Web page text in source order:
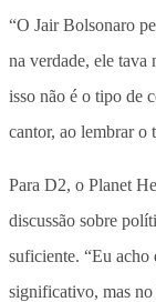
“O Jair Bolsonaro
na verdade, ele tava
isso não é o tipo de
cantor, ao lembrar o
Para D2, o Planet
discussão sobre
suficiente. “Eu
significativo, mas no